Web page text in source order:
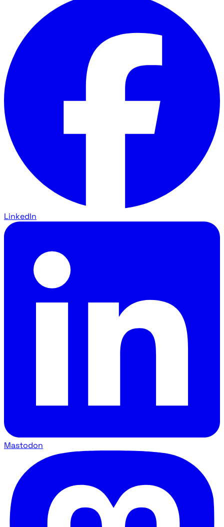
LinkedIn
Mastodon